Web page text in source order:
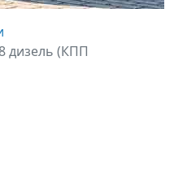
дизель (КПП